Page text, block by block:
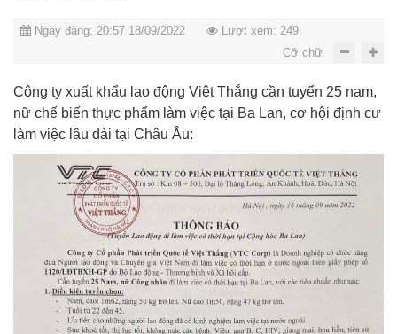
Ngày đăng: 20:57 18/09/2022
Lượt xem: 249
Cỡ chữ
Công ty xuất khẩu lao động Việt Thắng cần tuyển 25 nam,
nữ chế biến thực phẩm làm việc tại Ba Lan, cơ hội định cư
làm việc lâu dài tại Châu Âu: